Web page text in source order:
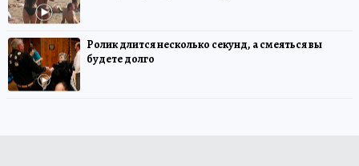
Ролик длится несколько секунд, а смеяться вы
будете долго